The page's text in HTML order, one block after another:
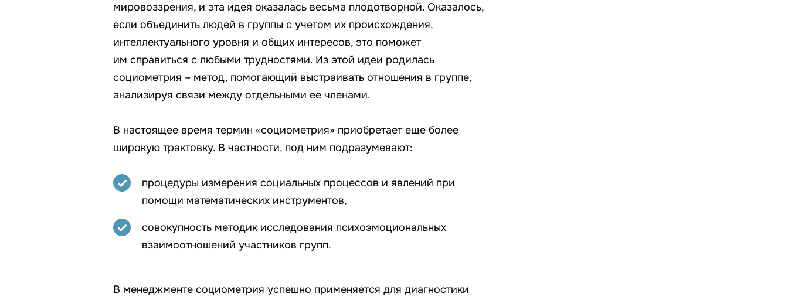
мировоззрения, и эта идея оказалась весьма плодотворной. Оказалось,
если объединить людей в группы с учетом их происхождения,
интеллектуального уровня и общих интересов, это поможет
им справиться с любыми трудностями. Из этой идеи родилась
социометрия – метод, помогающий выстраивать отношения в группе,
анализируя связи между отдельными ее членами.
В настоящее время термин «социометрия» приобретает еще более
широкую трактовку. В частности, под ним подразумевают:
процедуры измерения социальных процессов и явлений при
помощи математических инструментов,
совокупность методик исследования психоэмоциональных
взаимоотношений участников групп.
В менеджменте социометрия успешно применяется для диагностики